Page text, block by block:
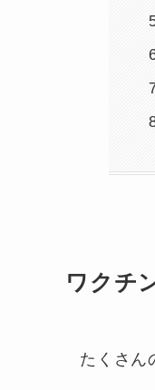
ワクチ
たくさん